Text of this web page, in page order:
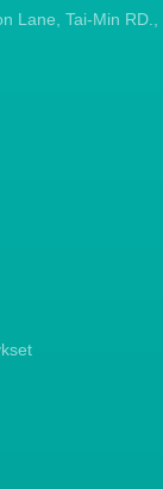
Lane, Tai-Min RD.,